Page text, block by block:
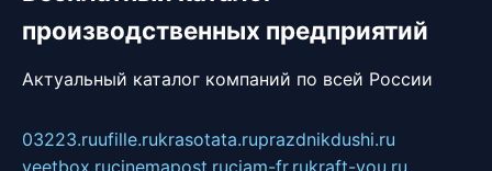
производственных предприятий
Актуальный каталог компаний по всей России
03223.ruufille.rukrasotata.ruprazdnikdushi.ru
veetbox.rucinemapost.ruciam-fr.rukraft-you.ru